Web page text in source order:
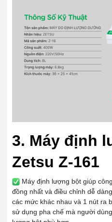
3. Máy định
Zetsu Z-161
Máy định lượng bột giúp
đồng nhất và điều chỉnh dễ
các mức khác nhau và 1 nút ra
sử dụng pha chế mà người